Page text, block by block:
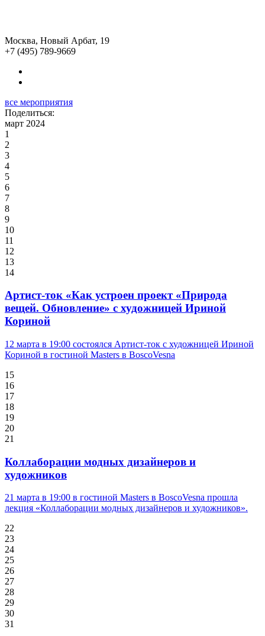
Москва, Новый Арбат, 19
+7 (495) 789-9669
все мероприятия
Поделиться:
март 2024
1
2
3
4
5
6
7
8
9
10
11
12
13
14
Артист-ток «Как устроен проект «Природа
вещей. Обновление» с художницей Ириной
Кориной
12 марта в 19:00 состоялся Артист-ток с художницей Ириной
Кориной в гостиной Masters в BoscoVesna
15
16
17
18
19
20
21
Коллаборации модных дизайнеров и
художников
21 марта в 19:00 в гостиной Masters в BoscoVesna прошла
лекция «Коллаборации модных дизайнеров и художников».
22
23
24
25
26
27
28
29
30
31